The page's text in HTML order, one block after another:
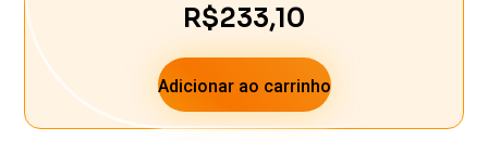
R$233,10
Adicionar ao carrinho